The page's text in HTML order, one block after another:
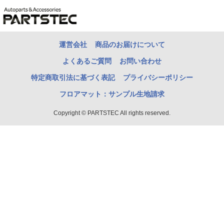
運営会社 商品のお届けについて
よくあるご質問 お問い合わせ
特定商取引法に基づく表記 プライバシーポリシー
フロアマット：サンプル生地請求
Copyright © PARTSTEC All rights reserved.